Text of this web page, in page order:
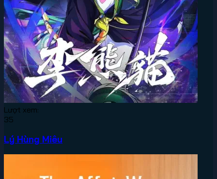
Lượt xem:
35
Lý Hùng Miêu